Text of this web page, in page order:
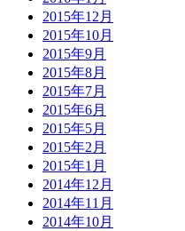
2015年12月
2015年10月
2015年9月
2015年8月
2015年7月
2015年6月
2015年5月
2015年2月
2015年1月
2014年12月
2014年11月
2014年10月